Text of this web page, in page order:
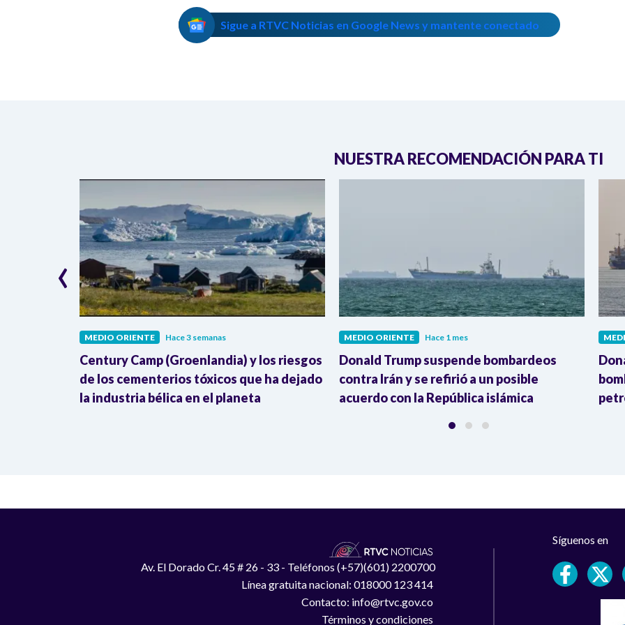
Sigue a RTVC Noticias en Google News y mantente conectado
NUESTRA RECOMENDACIÓN PARA TI
MEDIO ORIENTE Hace 3 semanas
Century Camp (Groenlandia) y los riesgos
de los cementerios tóxicos que ha dejado
la industria bélica en el planeta
MEDIO ORIENTE Hace 1 mes
Donald Trump suspende bombardeos
contra Irán y se refirió a un posible
acuerdo con la República islámica
‹
Av. El Dorado Cr. 45 # 26 - 33 - Teléfonos (+57)(601) 2200700
Línea gratuita nacional: 018000 123 414
Contacto: info@rtvc.gov.co
Términos y condiciones
Síguenos en